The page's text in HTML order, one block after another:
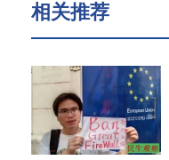
相关推荐